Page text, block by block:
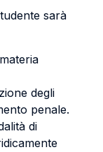
sarà
degli
penale.
di